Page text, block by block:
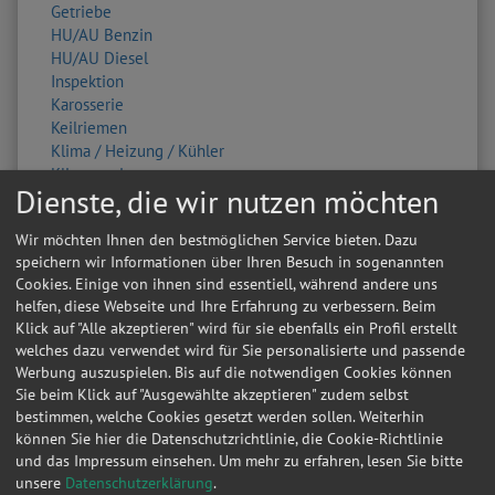
Getriebe
HU/AU Benzin
HU/AU Diesel
Inspektion
Karosserie
Keilriemen
Klima / Heizung / Kühler
Klimaservice
Kupplung
Lackierung
Lichtmaschine
Ölwechsel
Radlager
Radwechsel 4 Räder
Reifendienstleistung
Reifenwechsel 4 Räder
Scheibenservice
Scheinwerfer
Smart Repair
Sonstige
Turbolader
Dienste, die wir nutzen möchten
Wir möchten Ihnen den bestmöglichen Service bieten. Dazu
speichern wir Informationen über Ihren Besuch in sogenannten
Cookies. Einige von ihnen sind essentiell, während andere uns
helfen, diese Webseite und Ihre Erfahrung zu verbessern. Beim
Klick auf "Alle akzeptieren" wird für sie ebenfalls ein Profil erstellt
welches dazu verwendet wird für Sie personalisierte und passende
Werbung auszuspielen. Bis auf die notwendigen Cookies können
Sie beim Klick auf "Ausgewählte akzeptieren" zudem selbst
bestimmen, welche Cookies gesetzt werden sollen. Weiterhin
können Sie hier die Datenschutzrichtlinie, die Cookie-Richtlinie
und das Impressum einsehen. Um mehr zu erfahren, lesen Sie bitte
unsere Datenschutzerklärung.